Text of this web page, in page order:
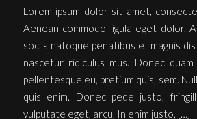
Lorem ipsum dolor sit amet,
Aenean commodo ligula eget dolor.
sociis natoque penatibus et magnis
nascetur ridiculus mus. Donec
pellentesque eu, pretium quis, sem.
quis enim. Donec pede justo,
vulputate eget, arcu. In enim justo, […]